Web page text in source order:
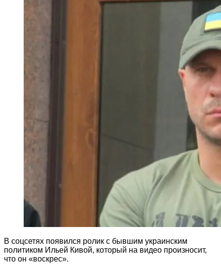
В соцсетях появился ролик с бывшим украинским
политиком Ильей Кивой, который на видео произносит,
что он «воскрес».